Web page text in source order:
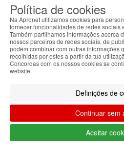
ECC
DDR
3
ECC
SoDimm
Ver
todos
Política de cookies
Na Apronet utilizamos cookies para
fornecer funcionalidades de redes sociais
Também partilhamos informações acerca
nossos parceiros de redes sociais, de
podem combinar com outras informações
recolhidas por estes a partir da tua
Concordas com os nossos cookies se
website.
Definições de
Continuar sem
Aceitar